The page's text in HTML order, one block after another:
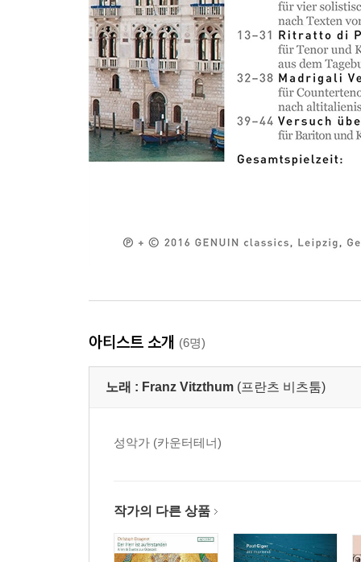
아티스트 소개 (6명)
노래 : Franz Vitzthum (프란츠 비츠툼)
성악가 (카운터테너)
작가의 다른 상품